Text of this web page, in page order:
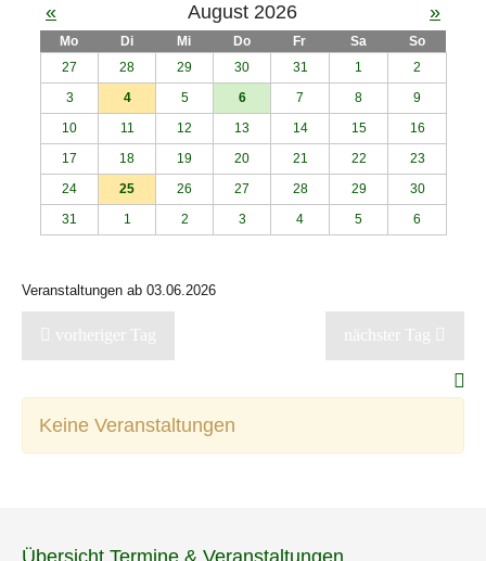
« August 2026 »
Mo Di Mi Do Fr Sa
So
27
28 29 30 31 1
2
3
4 5 6 7 8
9
10
11 12 13 14 15
16
17
18 19 20 21 22
23
24
25 26 27 28 29
30
31
1 2 3 4 5 6
Veranstaltungen ab 03.06.2026
vorheriger Tag nächster Tag
Keine Veranstaltungen
Übersicht Termine & Veranstaltungen